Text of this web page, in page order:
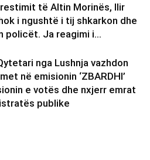
të Altin Morinës, Ilir
i ngushtë i tij shkarkon dhe
policët. Ja reagimi i...
nga Lushnja vazhdon
në emisionin ‘ZBARDHI’
e votës dhe nxjerr emrat
publike